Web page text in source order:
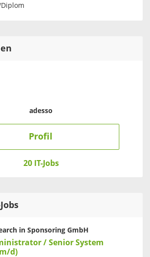
adesso
Profil
20 IT-Jobs
in Sponsoring GmbH
/ Senior System
d)